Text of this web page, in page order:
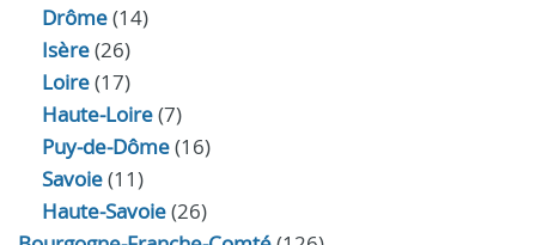
Drôme(14)
Isère(26)
Loire(17)
Haute-Loire(7)
Puy-de-Dôme(16)
Savoie(11)
Haute-Savoie(26)